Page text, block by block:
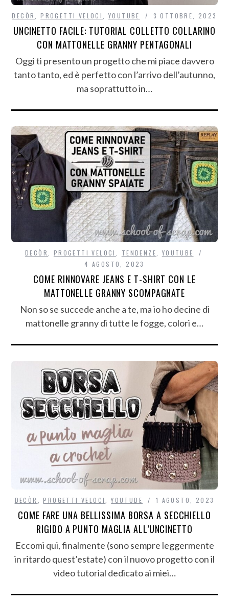
DECÒR ,PROGETTI VELOCI YOUTUBE 3 OTTOBRE, 2023
UNCINETTO FACILE: TUTORIAL COLLETTO COLLARINO
CON MATTONELLE GRANNY PENTAGONALI
Oggi ti presento un progetto che mi piace davvero
tanto tanto, ed è perfetto con l’arrivo dell’autunno,
ma soprattutto in…
DECÒR PROGETTI VELOCI TENDENZE
YOUTUBE
4 AGOSTO, 2023
COME RINNOVARE JEANS E T-SHIRT CON LE
MATTONELLE GRANNY SCOMPAGNATE
Non so se succede anche a te, ma io ho decine di
mattonelle granny di tutte le fogge, colori e…
DECÒR ,PROGETTI VELOCI ,YOUTUBE 1 AGOSTO, 2023
COME FARE UNA BELLISSIMA BORSA A SECCHIELLO
RIGIDO A PUNTO MAGLIA ALL’UNCINETTO
Eccomi qui, finalmente (sono sempre leggermente
in ritardo quest’estate) con il nuovo progetto con il
video tutorial dedicato ai miei…